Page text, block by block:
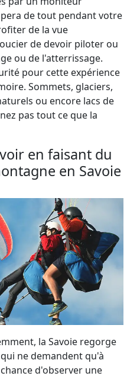
de tout pendant votre
de la vue
de devoir piloter ou
ou de l'atterrissage.
pour cette expérience
Sommets, glaciers,
ou encore lacs de
pas tout ce que la
en faisant du
en Savoie
la Savoie regorge
ne demandent qu'à
d'observer une